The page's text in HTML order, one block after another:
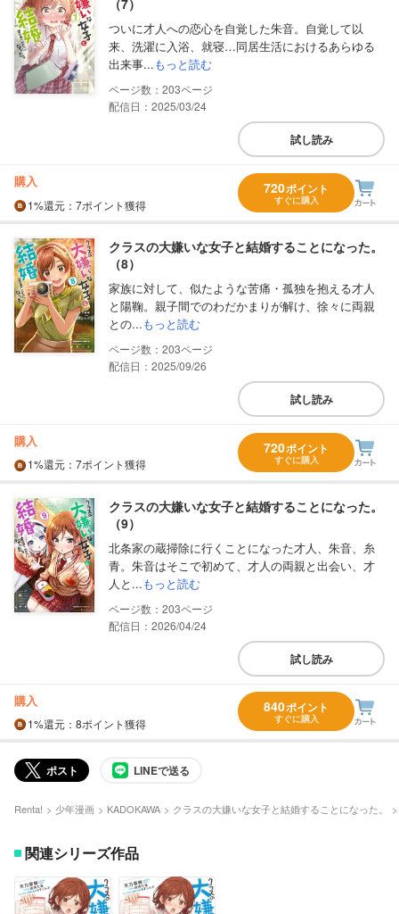
（7）
ついに才人への恋心を自覚した朱音。自覚して以
来、洗濯に入浴、就寝…同居生活におけるあらゆる
出来事...もっと読む
203
配信日：2025/03/24
試し読み
購入
1%還元 ：7ポイント獲得
720ポイント
すぐに購入
クラスの大嫌いな女子と結婚することになった。
（8）
家族に対して、似たような苦痛・孤独を抱える才人
と陽鞠。親子間でのわだかまりが解け、徐々に両親
との...もっと読む
203
配信日：2025/09/26
試し読み
購入
1%還元 ：7ポイント獲得
720ポイント
すぐに購入
クラスの大嫌いな女子と結婚することになった。
（9）
北条家の蔵掃除に行くことになった才人、朱音、糸
青。朱音はそこで初めて、才人の両親と出会い、才
人と...もっと読む
203
配信日：2026/04/24
試し読み
購入
1%還元 ：8ポイント獲得
840ポイント
すぐに購入
ポスト LINEで送る
Renta! 少年漫画 KADOKAWA クラスの大嫌いな女子と結婚することになった。
関連シリーズ作品